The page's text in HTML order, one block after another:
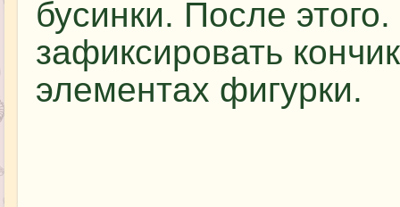
бусинки. После
зафиксировать
элементах фигурки.